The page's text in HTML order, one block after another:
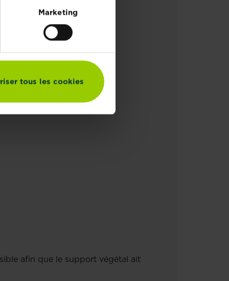
Marketing
tous les cookies
afin que le support végétal ait